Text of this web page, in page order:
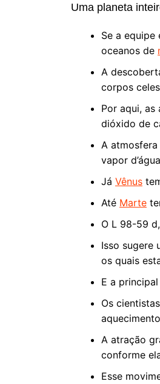
Uma planeta
Se a
oceanos de
A
corpos
Por aqui,
dióxido de
A
vapor
Já Vênus
Até Marte
O L 98-59
Isso sugere
os quais
E a
Os
A atração
conforme
Esse